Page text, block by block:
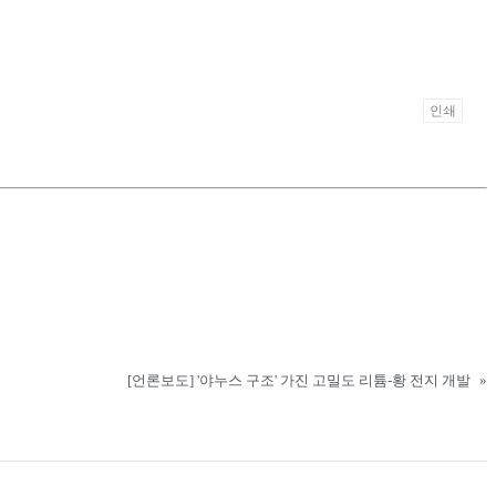
인쇄
[언론보도] '야누스 구조' 가진 고밀도 리튬-황 전지 개발 »